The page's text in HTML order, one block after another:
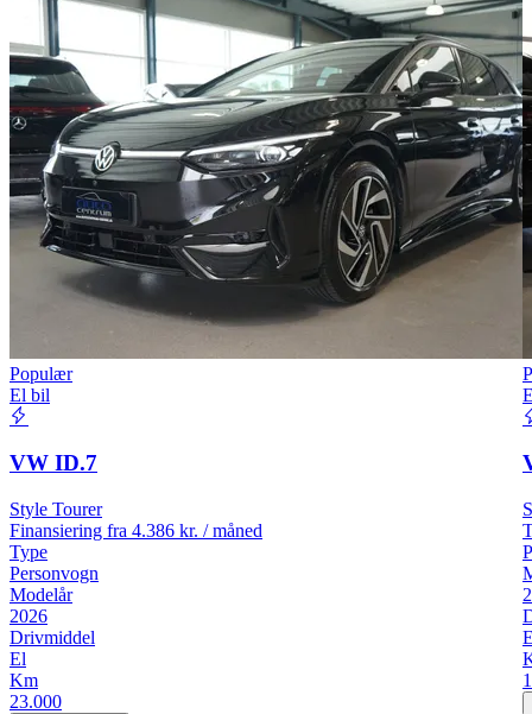
Populær
El bil
VW ID.7
Style Tourer
Finansiering fra 4.386 kr. / måned
Type
Personvogn
Modelår
2026
Drivmiddel
El
Km
23.000